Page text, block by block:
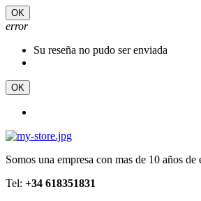
OK
error
Su reseña no pudo ser enviada
OK
Somos una empresa con mas de 10 años de
Tel: +34 618351831